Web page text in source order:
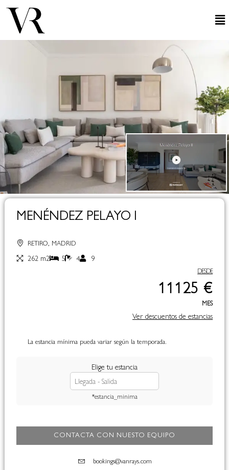
MENÉNDEZ PELAYO I
RETIRO, MADRID
262 m2 5 4 9
DESDE
11125 €
MES
Ver descuentos de estancias
La estancia mínima pueda variar según la temporada.
Elige tu estancia
*estancia_minima
CONTACTA CON NUESTO EQUIPO
bookings@vanrays.com